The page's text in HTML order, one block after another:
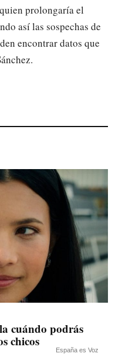
prolongaría el
así las sospechas de
encontrar datos que
cuándo podrás
chicos
España es Voz